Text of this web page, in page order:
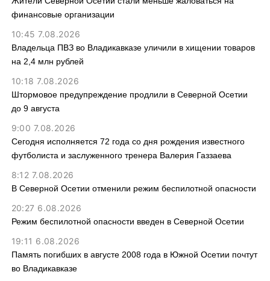
финансовые организации
10:45 7.08.2026
Владельца ПВЗ во Владикавказе уличили в хищении товаров
на 2,4 млн рублей
10:18 7.08.2026
Штормовое предупреждение продлили в Северной Осетии
до 9 августа
9:00 7.08.2026
Сегодня исполняется 72 года со дня рождения известного
футболиста и заслуженного тренера Валерия Газзаева
8:12 7.08.2026
В Северной Осетии отменили режим беспилотной опасности
20:27 6.08.2026
Режим беспилотной опасности введен в Северной Осетии
19:11 6.08.2026
Память погибших в августе 2008 года в Южной Осетии почтут
во Владикавказе